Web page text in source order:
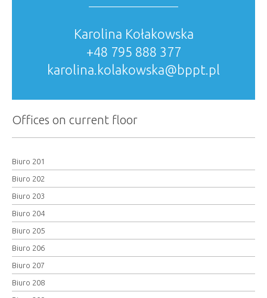
Karolina Kołakowska
+48 795 888 377
karolina.kolakowska@bppt.pl
Offices on current floor
Biuro 201
Biuro 202
Biuro 203
Biuro 204
Biuro 205
Biuro 206
Biuro 207
Biuro 208